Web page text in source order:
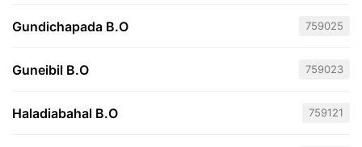
Gundichapada B.O 759025
Guneibil B.O 759023
Haladiabahal B.O 759121